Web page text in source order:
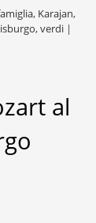
, Karajan,
,verdi |
al